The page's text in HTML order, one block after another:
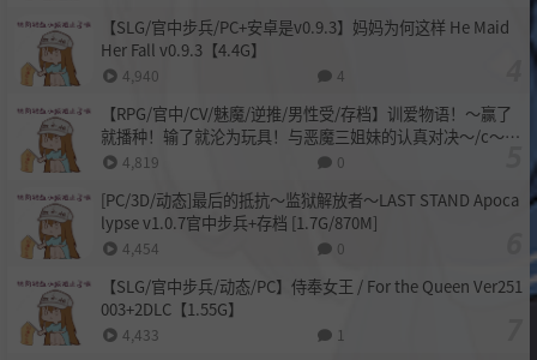
【SLG/官中步兵/PC+安卓是v0.9.3】妈妈为何这样 He Maid
Her Fall v0.9.3【4.4G】
4,940 4
【RPG/官中/CV/魅魔/逆推/男性受/存档】训爱物语！～赢了
就播种！输了就沦为玩具！与恶魔三姐妹的认真对决～/c～勝
てば種付け！負ければオモチャ！悪魔3姉妹とガチバトル～
4,819 0
[PC/3D/动态]最后的抵抗～监狱解放者～LAST STAND Apoca
lypse v1.0.7官中步兵+存档 [1.7G/870M]
4,454 0
【SLG/官中步兵/动态/PC】侍奉女王 / For the Queen Ver251
003+2DLC【1.55G】
4,433 1